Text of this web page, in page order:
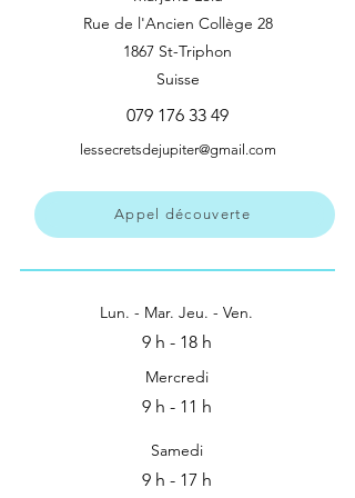
énergétique
Rue de l'Ancien Collège 28
1867 St-Triphon
Suisse
079 176 33 49
lessecretsdejupiter@gmail.com
Appel découverte
Lun. - Mar. Jeu. - Ven.
9 h - 18 h
Mercredi
9 h - 11 h
Samedi
9 h - 17 h